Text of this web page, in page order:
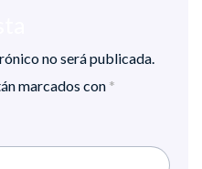
no será publicada.
marcados con *